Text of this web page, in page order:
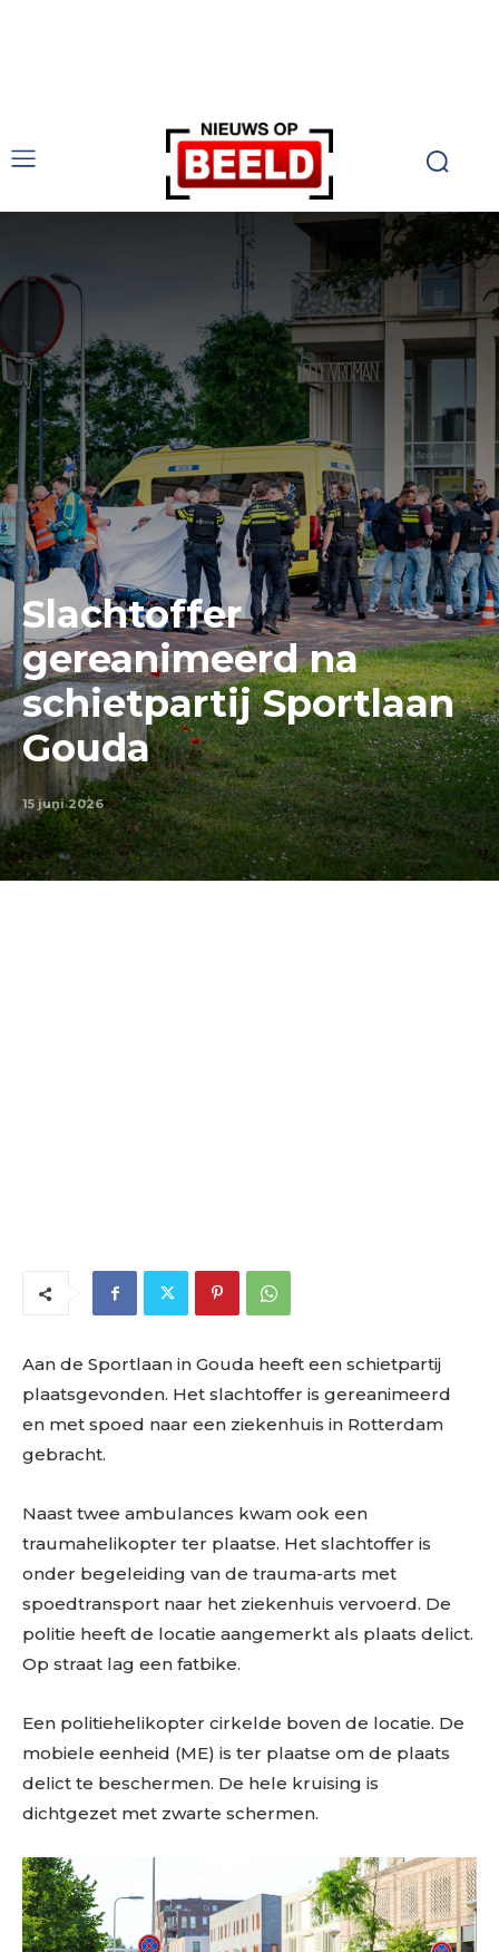
Slachtoffer
gereanimeerd na
schietpartij Sportlaan
Gouda
15 juni 2026
Aan de Sportlaan in Gouda heeft een schietpartij
plaatsgevonden. Het slachtoffer is gereanimeerd
en met spoed naar een ziekenhuis in Rotterdam
gebracht.
Naast twee ambulances kwam ook een
traumahelikopter ter plaatse. Het slachtoffer is
onder begeleiding van de trauma-arts met
spoedtransport naar het ziekenhuis vervoerd. De
politie heeft de locatie aangemerkt als plaats delict.
Op straat lag een fatbike.
Een politiehelikopter cirkelde boven de locatie. De
mobiele eenheid (ME) is ter plaatse om de plaats
delict te beschermen. De hele kruising is
dichtgezet met zwarte schermen.